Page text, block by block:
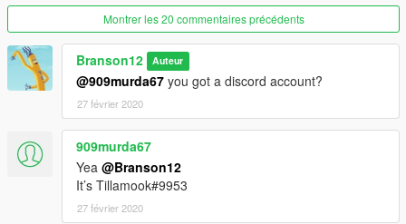
Montrer les 20 commentaires précédents
Branson12 Auteur
@909murda67 you got a discord account?
27 février 2020
909murda67
Yea @Branson12
It’s Tillamook#9953
27 février 2020